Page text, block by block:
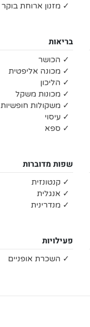
✓ מזנון ארוחת בוקר
בריאות
✓ הכושר
✓ מכונה אליפטית
✓ הליכון
✓ מכונות משקל
✓ משקולות חופשיות
✓ עיסוי
✓ ספא
שפות מדוברות
✓ קנטונזית
✓ אנגלית
✓ מנדרינית
פעילויות
✓ השכרת אופניים